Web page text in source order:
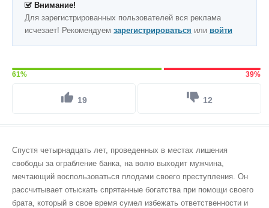
Внимание!
Для зарегистрированных пользователей вся реклама
исчезает! Рекомендуем зарегистрироваться или войти
61% 39%
19 12
Спустя четырнадцать лет, проведенных в местах лишения
свободы за ограбление банка, на волю выходит мужчина,
мечтающий воспользоваться плодами своего преступления. Он
рассчитывает отыскать спрятанные богатства при помощи своего
брата, который в свое время сумел избежать ответственности и